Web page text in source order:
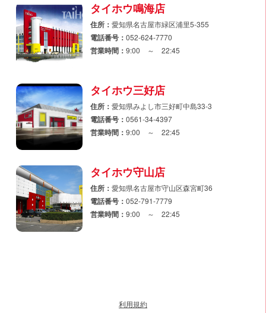
タイホウ鳴海店
住所：愛知県名古屋市緑区浦里5-355
電話番号：052-624-7770
営業時間：9:00 ～ 22:45
タイホウ三好店
住所：愛知県みよし市三好町中島33-3
電話番号：0561-34-4397
営業時間：9:00 ～ 22:45
タイホウ守山店
住所：愛知県名古屋市守山区森宮町36
電話番号：052-791-7779
営業時間：9:00 ～ 22:45
利用規約